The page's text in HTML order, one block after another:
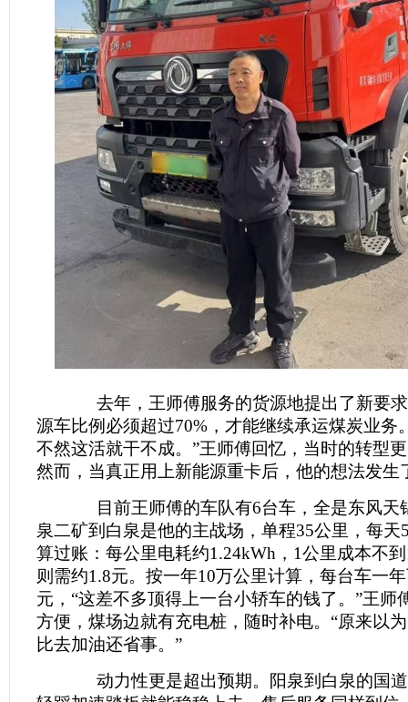
去年，王师傅服务的货源地提出了新要求
源车比例必须超过70%，才能继续承运煤炭业务
不然这活就干不成。”王师傅回忆，当时的转型
然而，当真正用上新能源重卡后，他的想法发生
目前王师傅的车队有6台车，全是东风天
泉二矿到白泉是他的主战场，单程35公里，每天
算过账：每公里电耗约1.24kWh，1公里成本不
则需约1.8元。按一年10万公里计算，每台车一
元，“这差不多顶得上一台小轿车的钱了。”王师
方便，煤场边就有充电桩，随时补电。“原来以
比去加油还省事。”
动力性更是超出预期。阳泉到白泉的国道